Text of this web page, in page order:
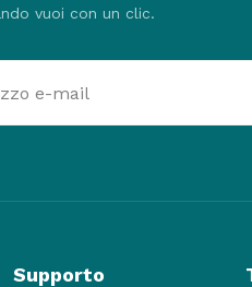
vuoi con un clic.
Supporto